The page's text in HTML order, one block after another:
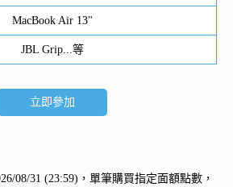
MacBook Air 13"
JBL Grip...等
立即參加
08/31 (23:59)，單筆購買指定面額點數，